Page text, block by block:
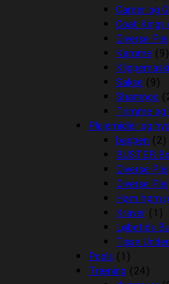
Carder og
Coat Kings
Diverse
Kamme (9)
Sakse (9)
Shampoo
Trimme og
Plejemidler og
bagben (2)
BUSTER
Diverse
Diverse
Høm høm
Kraver (1)
Løbetids
Tisse
Pools (1)
Træning (24)